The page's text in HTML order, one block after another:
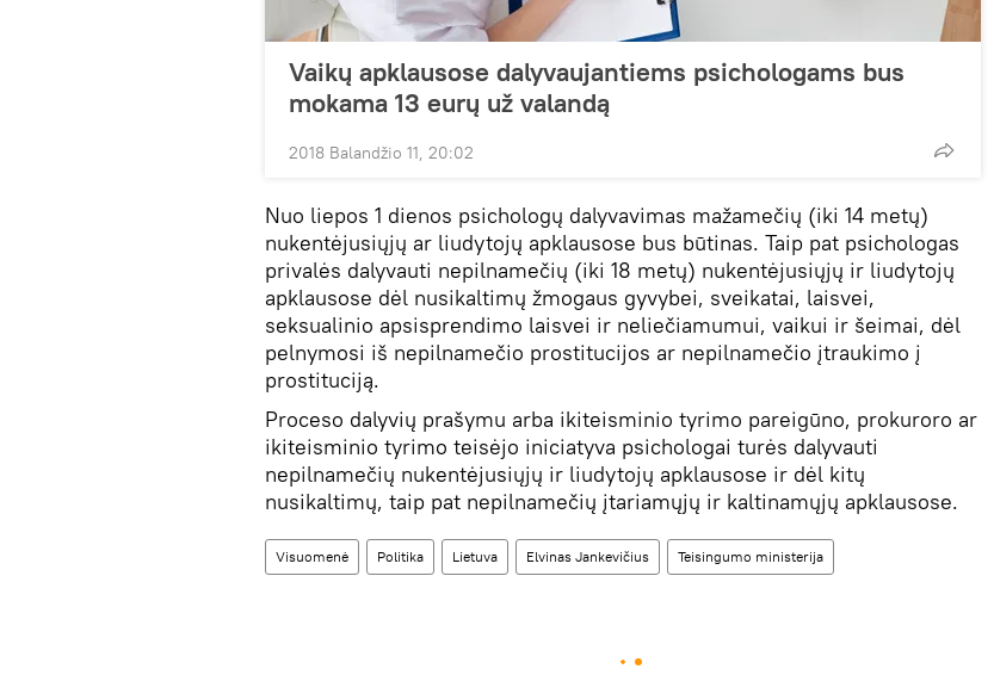
Vaikų apklausose dalyvaujantiems psichologams bus
mokama 13 eurų už valandą
2018 Balandžio 11, 20:02
Nuo liepos 1 dienos psichologų dalyvavimas mažamečių (iki 14 metų)
nukentėjusiųjų ar liudytojų apklausose bus būtinas. Taip pat psichologas
privalės dalyvauti nepilnamečių (iki 18 metų) nukentėjusiųjų ir liudytojų
apklausose dėl nusikaltimų žmogaus gyvybei, sveikatai, laisvei,
seksualinio apsisprendimo laisvei ir neliečiamumui, vaikui ir šeimai, dėl
pelnymosi iš nepilnamečio prostitucijos ar nepilnamečio įtraukimo į
prostituciją.
Proceso dalyvių prašymu arba ikiteisminio tyrimo pareigūno, prokuroro ar
ikiteisminio tyrimo teisėjo iniciatyva psichologai turės dalyvauti
nepilnamečių nukentėjusiųjų ir liudytojų apklausose ir dėl kitų
nusikaltimų, taip pat nepilnamečių įtariamųjų ir kaltinamųjų apklausose.
Visuomenė Politika Lietuva Elvinas Jankevičius Teisingumo ministerija